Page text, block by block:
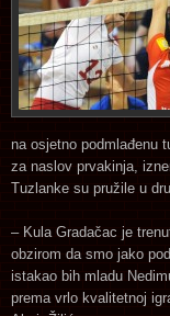
na osjetno podmlađenu
za naslov prvakinja,
Tuzlanke su pružile u
– Kula Gradačac je
obzirom da smo jako
istakao bih mladu
prema vrlo kvalitetnoj